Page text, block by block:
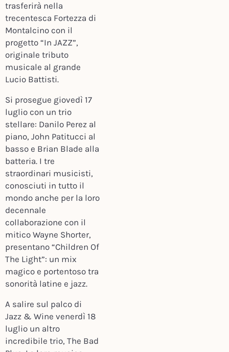
trasferirà nella
trecentesca Fortezza di
Montalcino con il
progetto “In JAZZ”,
originale tributo
musicale al grande
Lucio Battisti.
Si prosegue giovedì 17
luglio con un trio
stellare: Danilo Perez al
piano, John Patitucci al
basso e Brian Blade alla
batteria. I tre
straordinari musicisti,
conosciuti in tutto il
mondo anche per la loro
decennale
collaborazione con il
mitico Wayne Shorter,
presentano “Children Of
The Light”: un mix
magico e portentoso tra
sonorità latine e jazz.
A salire sul palco di
Jazz & Wine venerdì 18
luglio un altro
incredibile trio, The Bad